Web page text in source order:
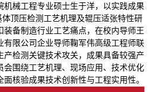
机械工程专业硕士生于洋，以实践成果
体顶压检测工艺机理及辊压适张特性研
装备制造行业工艺痛点，在校内导师王
有限公司企业导师鞠军伟高级工程师联
产检测关键技术攻关，成果具备较强产
会围绕工艺机理、现场应用、技术优化
核验成果技术创新性与工程实用性。